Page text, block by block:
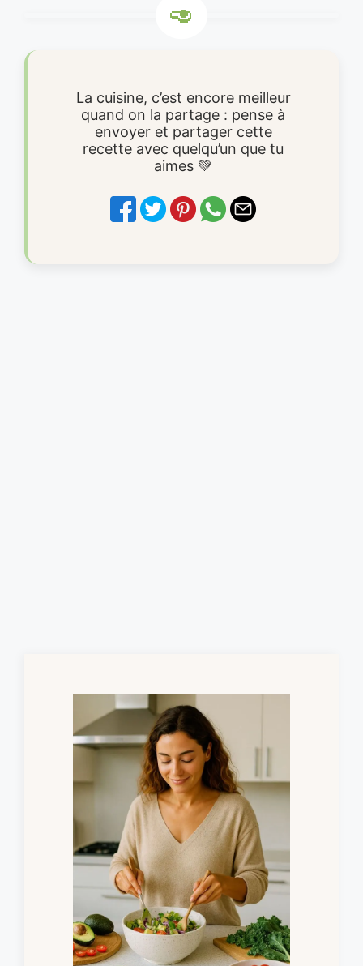
La cuisine, c’est encore meilleur
quand on la partage : pense à
envoyer et partager cette
recette avec quelqu’un que tu
aimes 💚